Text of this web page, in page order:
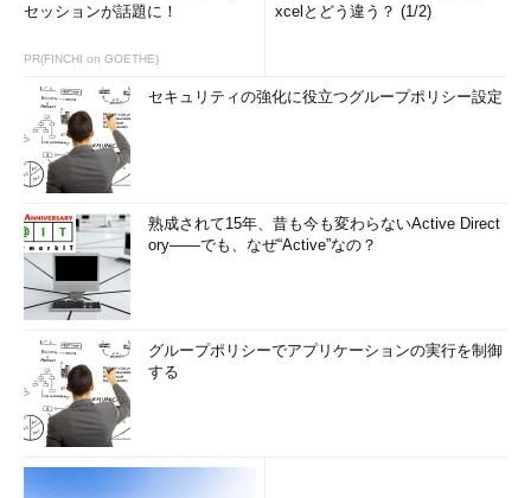
セッションが話題に！
PR(FINCHI on GOETHE)
xcelとどう違う？ (1/2)
セキュリティの強化に役立つグループポリシー設定
熟成されて15年、昔も今も変わらないActive Direct
ory――でも、なぜ“Active”なの？
グループポリシーでアプリケーションの実行を制御
する